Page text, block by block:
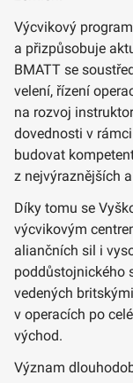
Výcvikový
a přizpůsobuje
BMATT se
velení, řízení
na rozvoj
dovednosti v
budovat
z nejvýraznějších
Díky tomu se
výcvikovým
aliančních sil i
poddůstojnického
vedených
v operacích po
východ.
Význam